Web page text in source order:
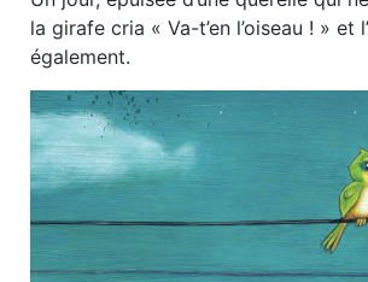
la girafe cria « Va-t’en l’oiseau ! » et
également.